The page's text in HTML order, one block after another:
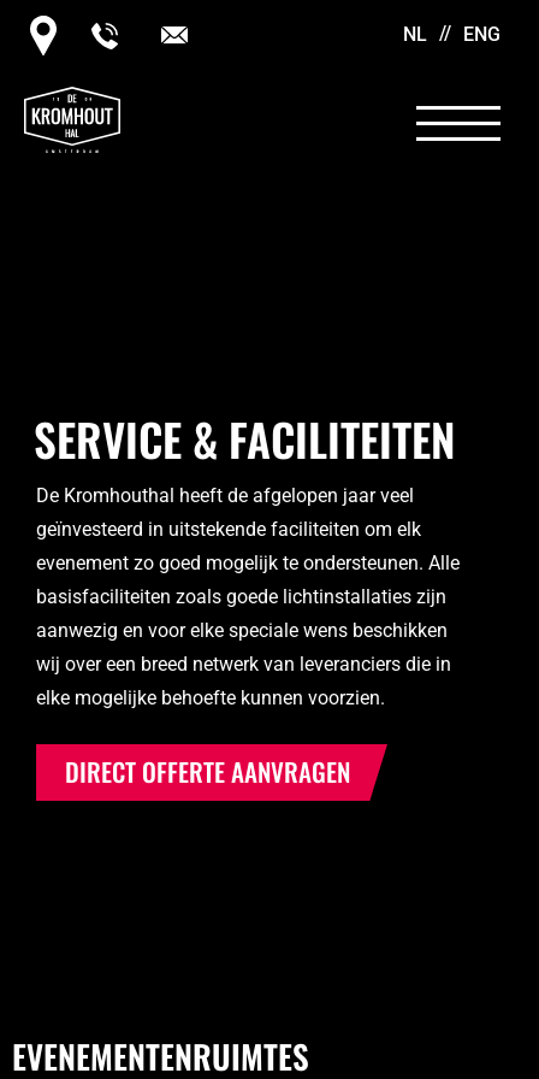
NL ENG
SERVICE & FACILITEITEN
De Kromhouthal heeft de afgelopen jaar veel
geïnvesteerd in uitstekende faciliteiten om elk
evenement zo goed mogelijk te ondersteunen. Alle
basisfaciliteiten zoals goede lichtinstallaties zijn
aanwezig en voor elke speciale wens beschikken
wij over een breed netwerk van leveranciers die in
elke mogelijke behoefte kunnen voorzien.
DIRECT OFFERTE AANVRAGEN
EVENEMENTENRUIMTES